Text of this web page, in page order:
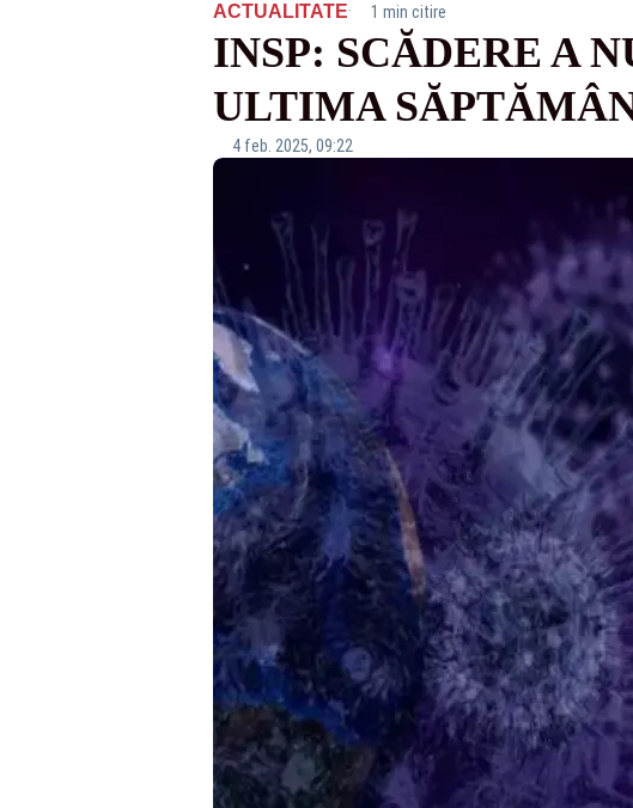
ACTUALITATE· 1 min citire
INSP: SCĂDERE A
ULTIMA
4 feb. 2025, 09:22